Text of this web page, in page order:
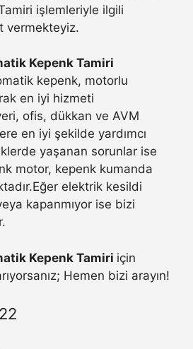
işlemleriyle ilgili
vermekteyiz.
Kepenk Tamiri
kepenk, motorlu
en iyi hizmeti
ofis, dükkan ve AVM
en iyi şekilde yardımcı
yaşanan sorunlar ise
motor, kepenk kumanda
elektrik kesildi
kapanmıyor ise bizi
Kepenk Tamiri için
Hemen bizi arayın!